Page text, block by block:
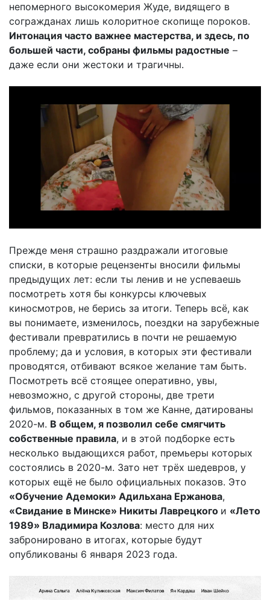
непомерного высокомерия Жуде, видящего в
согражданах лишь колоритное скопище пороков.
Интонация часто важнее мастерства, и здесь, по
большей части, собраны фильмы радостные –
даже если они жестоки и трагичны.
Прежде меня страшно раздражали итоговые
списки, в которые рецензенты вносили фильмы
предыдущих лет: если ты ленив и не успеваешь
посмотреть хотя бы конкурсы ключевых
киносмотров, не берись за итоги. Теперь всё, как
вы понимаете, изменилось, поездки на зарубежные
фестивали превратились в почти не решаемую
проблему; да и условия, в которых эти фестивали
проводятся, отбивают всякое желание там быть.
Посмотреть всё стоящее оперативно, увы,
невозможно, с другой стороны, две трети
фильмов, показанных в том же Канне, датированы
2020-м. В общем, я позволил себе смягчить
собственные правила, и в этой подборке есть
несколько выдающихся работ, премьеры которых
состоялись в 2020-м. Зато нет трёх шедевров, у
которых ещё не было официальных показов. Это
«Обучение Адемоки» Адильхана Ержанова,
«Свидание в Минске» Никиты Лаврецкого и «Лето
1989» Владимира Козлова: место для них
забронировано в итогах, которые будут
опубликованы 6 января 2023 года.